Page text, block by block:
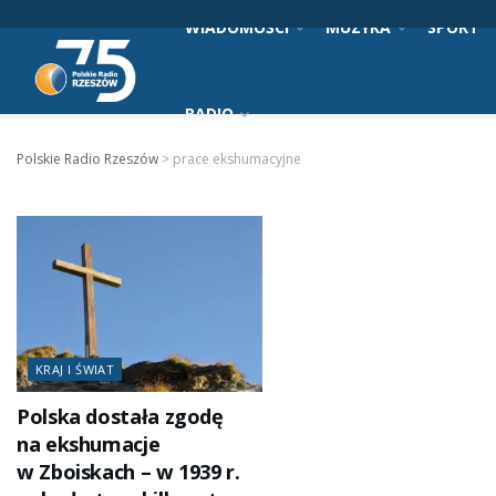
WIADOMOŚCI MUZYKA SPORT
RADIO
Polskie Radio Rzeszów > prace ekshumacyjne
KRAJ I ŚWIAT
Polska dostała zgodę
na ekshumacje
w Zboiskach – w 1939 r.